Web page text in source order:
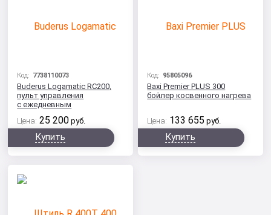
Код: 7738110073
Buderus Logamatic RC200,
пульт управления
с ежедневным
программированием
Цена: 25 200 руб.
Купить
Код: 95805096
Baxi Premier PLUS 300
бойлер косвенного нагрева
Цена: 133 655 руб.
Купить